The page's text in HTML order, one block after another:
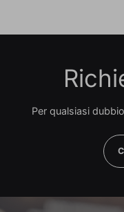
Per qualsiasi